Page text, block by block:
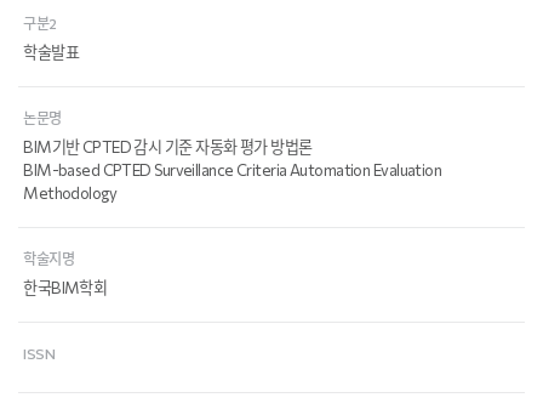
구분2
학술발표
논문명
BIM기반 CPTED 감시 기준 자동화 평가 방법론
BIM-based CPTED Surveillance Criteria Automation Evaluation
Methodology
학술지명
한국BIM학회
ISSN